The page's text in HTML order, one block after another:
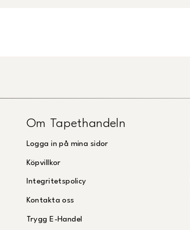
Om Tapethandeln
Logga in på mina sidor
Köpvillkor
Integritetspolicy
Kontakta oss
Trygg E-Handel